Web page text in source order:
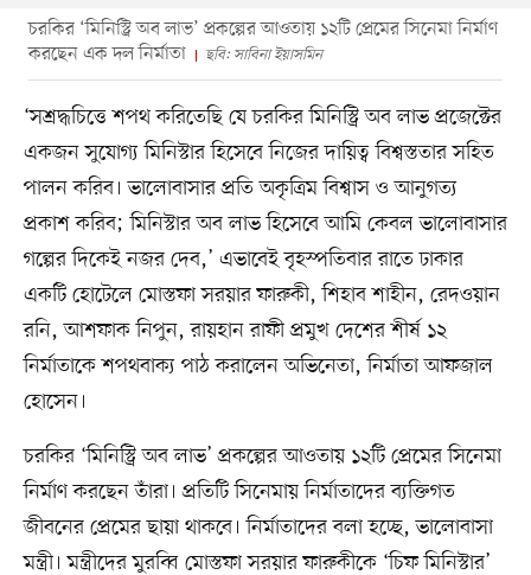
চরকির ‘মিনিস্ট্রি অব লাভ’ প্রকল্পের আওতায় ১২টি প্রেমের সিনেমা নির্মাণ
করছেন এক দল নির্মাতা
ছবি: সাবিনা ইয়াসমিন
‘সশ্রদ্ধচিত্তে শপথ করিতেছি যে চরকির মিনিস্ট্রি অব লাভ প্রজেক্টের
একজন সুযোগ্য মিনিস্টার হিসেবে নিজের দায়িত্ব বিশ্বস্ততার সহিত
পালন করিব। ভালোবাসার প্রতি অকৃত্রিম বিশ্বাস ও আনুগত্য
প্রকাশ করিব; মিনিস্টার অব লাভ হিসেবে আমি কেবল ভালোবাসার
গল্পের দিকেই নজর দেব,’ এভাবেই বৃহস্পতিবার রাতে ঢাকার
একটি হোটেলে মোস্তফা সরয়ার ফারুকী, শিহাব শাহীন, রেদওয়ান
রনি, আশফাক নিপুন, রায়হান রাফী প্রমুখ দেশের শীর্ষ ১২
নির্মাতাকে শপথবাক্য পাঠ করালেন অভিনেতা, নির্মাতা আফজাল
হোসেন।
চরকির ‘মিনিস্ট্রি অব লাভ’ প্রকল্পের আওতায় ১২টি প্রেমের সিনেমা
নির্মাণ করছেন তাঁরা। প্রতিটি সিনেমায় নির্মাতাদের ব্যক্তিগত
জীবনের প্রেমের ছায়া থাকবে। নির্মাতাদের বলা হচ্ছে, ভালোবাসা
মন্ত্রী। মন্ত্রীদের মুরব্বি মোস্তফা সরয়ার ফারুকীকে ‘চিফ মিনিস্টার’